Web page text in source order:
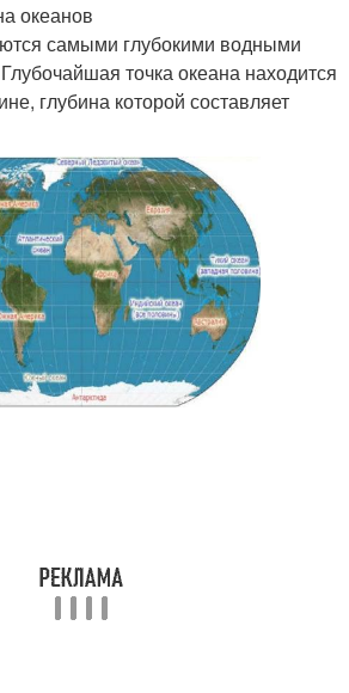
океанов
самыми глубокими водными
точка океана находится
глубина которой составляет